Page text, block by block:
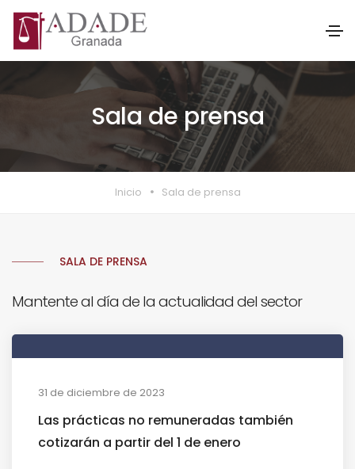
Sala de prensa
Inicio Sala de prensa
SALA DE PRENSA
Mantente al día de la actualidad del sector
31 de diciembre de 2023
Las prácticas no remuneradas también
cotizarán a partir del 1 de enero